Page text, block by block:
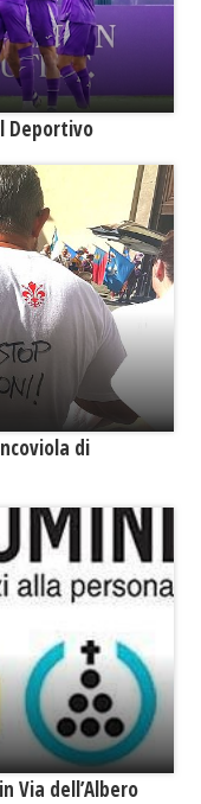
Deportivo
di
Via dell’Albero